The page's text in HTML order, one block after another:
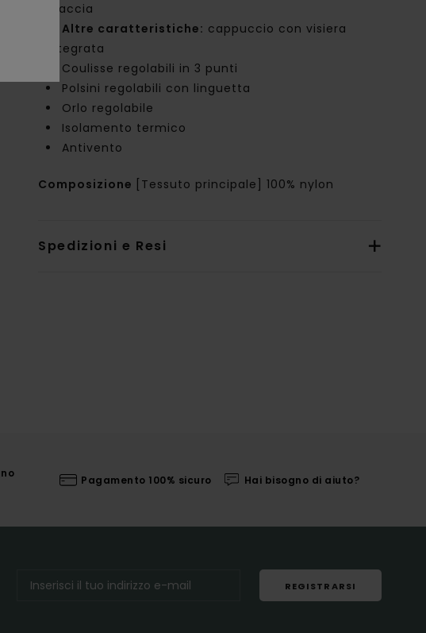
braccia
Altre caratteristiche: cappuccio con visiera
integrata
Coulisse regolabili in 3 punti
Polsini regolabili con linguetta
Orlo regolabile
Isolamento termico
Antivento
Composizione [Tessuto principale] 100% nylon
Spedizioni e Resi
Pagamento 100% sicuro Hai bisogno di aiuto?
REGISTRARSI